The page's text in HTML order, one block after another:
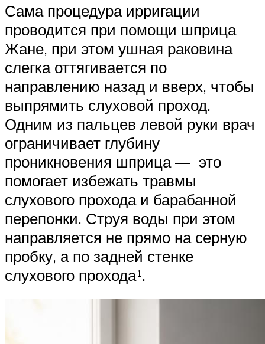
Сама процедура ирригации
проводится при помощи шприца
Жане, при этом ушная раковина
слегка оттягивается по
направлению назад и вверх, чтобы
выпрямить слуховой проход.
Одним из пальцев левой руки врач
ограничивает глубину
проникновения шприца — это
помогает избежать травмы
слухового прохода и барабанной
перепонки. Струя воды при этом
направляется не прямо на серную
пробку, а по задней стенке
слухового прохода¹.